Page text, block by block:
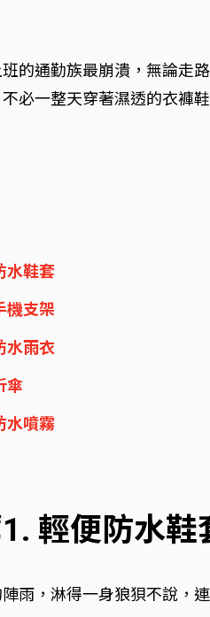
的通勤族最崩潰，無論走
必一整天穿著濕透的衣褲鞋
水鞋套
機支架
水雨衣
傘
水噴霧
輕便防水鞋
雨，淋得一身狼狽不說，